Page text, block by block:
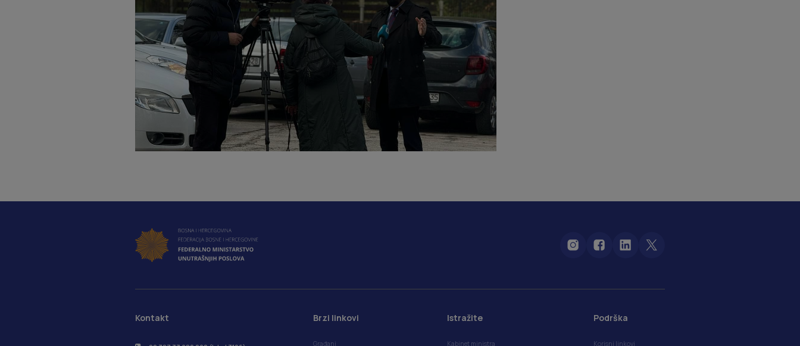
Kontakt Brzi linkovi
Građani
Istražite
Kabinet ministra
Podrška
Korisni linkovi